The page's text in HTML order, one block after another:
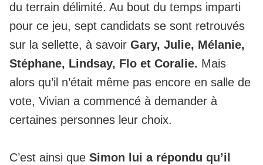
du terrain délimité. Au bout du temps imparti
pour ce jeu, sept candidats se sont retrouvés
sur la sellette, à savoir Gary, Julie, Mélanie,
Stéphane, Lindsay, Flo et Coralie. Mais
alors qu’il n’était même pas encore en salle de
vote, Vivian a commencé à demander à
certaines personnes leur choix.
C’est ainsi que Simon lui a répondu qu’il